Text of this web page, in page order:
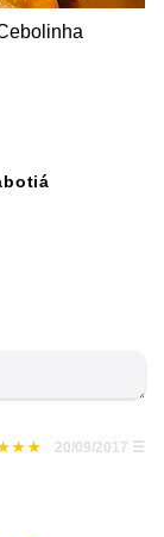
20/09/2017 ☰